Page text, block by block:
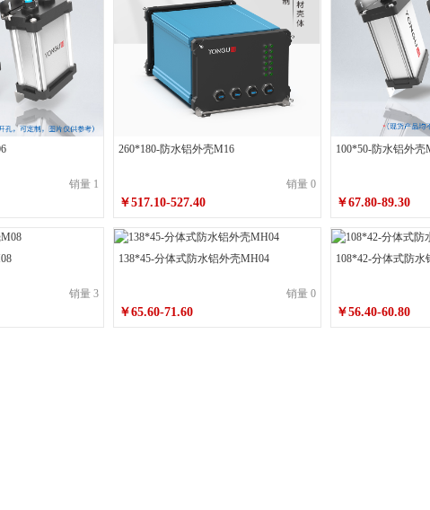
砂墨玉黑不带耳 180*70*300喷砂墨玉黑带耳 180*70*300喷砂皓月银不带耳
喷砂墨玉黑带耳 200*75*150喷砂皓月银不带耳 200*75*150喷砂皓月银带耳
砂皓月银不带耳 200*75*180喷砂皓月银带耳 200*75*200喷砂墨玉黑不带耳
喷砂皓月银带耳 200*75*220喷砂墨玉黑不带耳 200*75*220喷砂墨玉黑带耳
砂墨玉黑不带耳 200*75*250喷砂皓月银不带耳
喷砂皓月银不带耳 260*180*250喷砂皓月银带耳 60*60*100喷砂墨玉黑不带耳
砂皓月银带耳 60*60*120喷砂墨玉黑不带耳 60*60*120喷砂墨玉黑带耳
墨玉黑不带耳 60*60*150喷砂墨玉黑带耳 60*60*150喷砂皓月银不带耳
60*60*70喷砂皓月银不带耳 60*60*70喷砂皓月银带耳
销量 1
260*180-防水铝外壳M16
销量 0
￥517.10-527.40
100*50-防水铝外壳
￥67.80-89.30
销量 3
138*45-分体式防水铝外壳MH04
销量 0
￥65.60-71.60
108*42-分体式防水
￥56.40-60.80